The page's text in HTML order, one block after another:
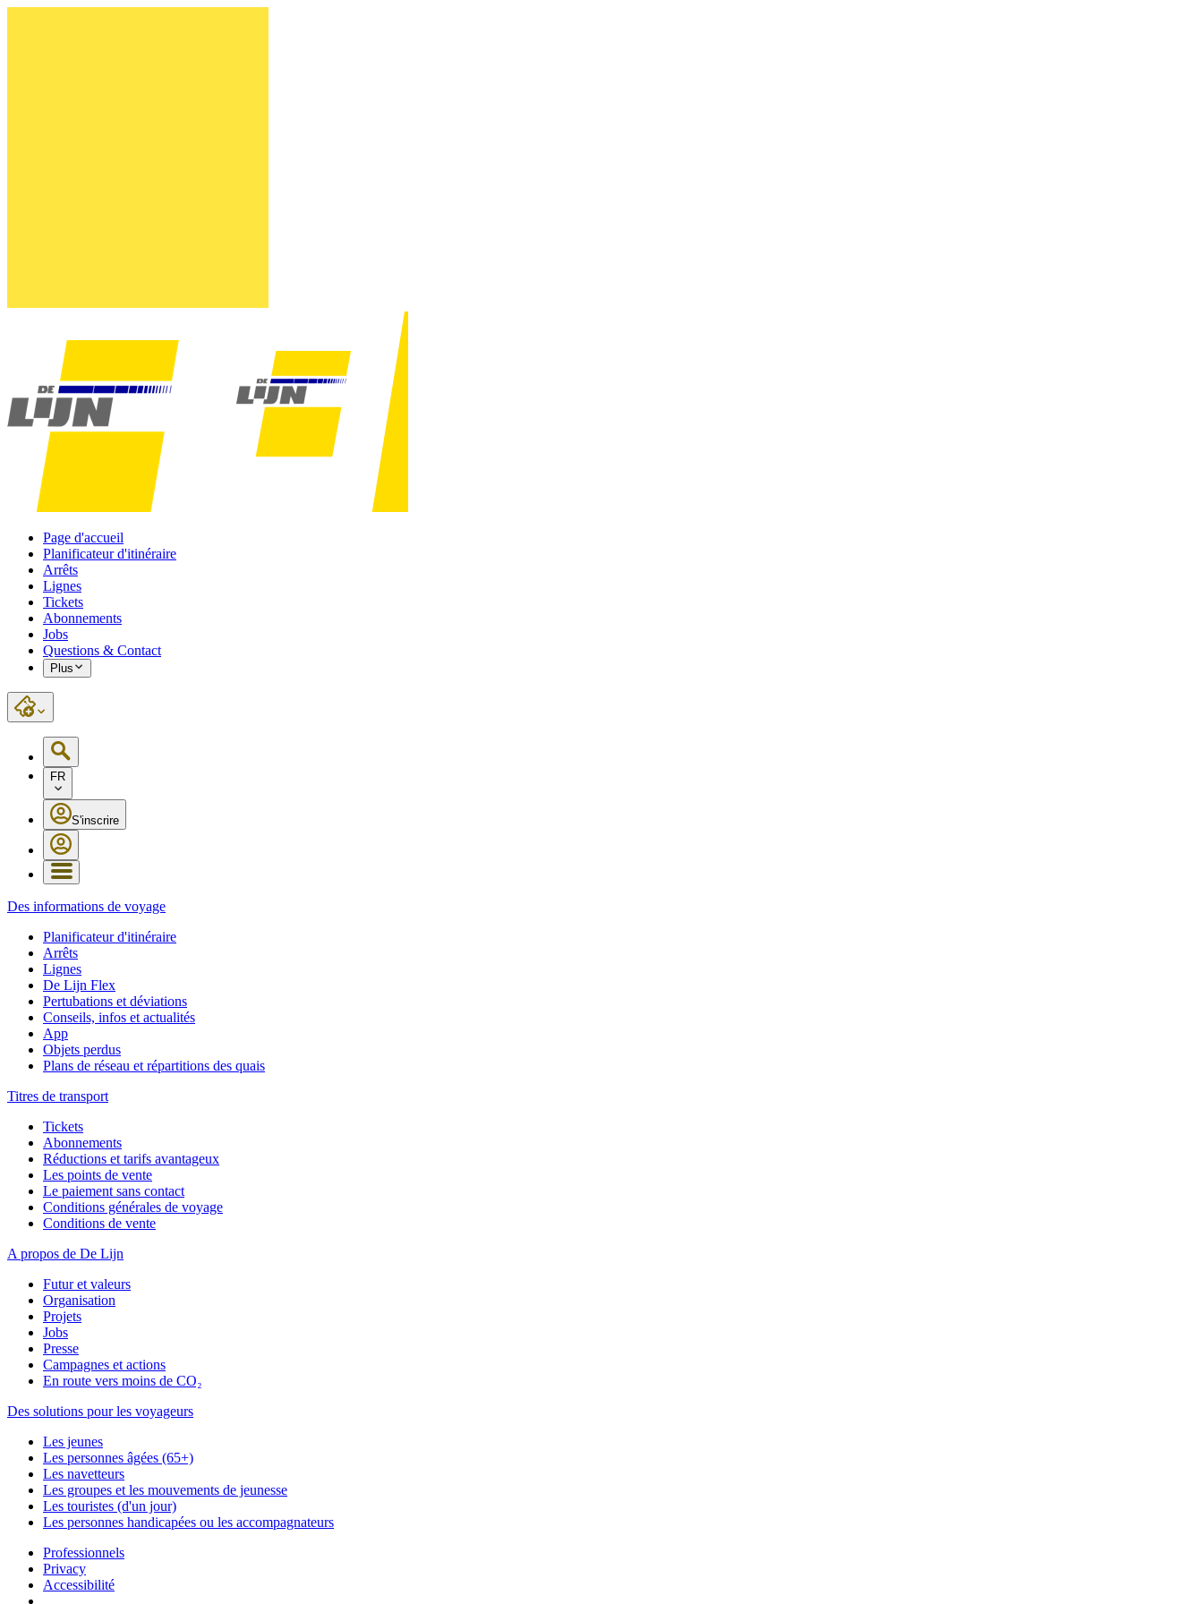
Page d'accueil
Planificateur d'itinéraire
Arrêts
Lignes
Tickets
Abonnements
Jobs
Questions & Contact
Plus
FR
S'inscrire
Des informations de voyage
Planificateur d'itinéraire
Arrêts
Lignes
De Lijn Flex
Pertubations et déviations
Conseils, infos et actualités
App
Objets perdus
Plans de réseau et répartitions des quais
Titres de transport
Tickets
Abonnements
Réductions et tarifs avantageux
Les points de vente
Le paiement sans contact
Conditions générales de voyage
Conditions de vente
A propos de De Lijn
Futur et valeurs
Organisation
Projets
Jobs
Presse
Campagnes et actions
En route vers moins de CO₂
Des solutions pour les voyageurs
Les jeunes
Les personnes âgées (65+)
Les navetteurs
Les groupes et les mouvements de jeunesse
Les touristes (d'un jour)
Les personnes handicapées ou les accompagnateurs
Professionnels
Privacy
Accessibilité